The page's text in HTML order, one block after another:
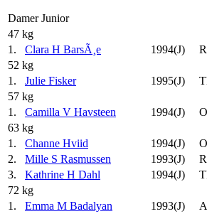
Damer Junior
47 kg
1.
Clara H BarsÃ¸e 1994(J)
52 kg
1.
Julie Fisker 1995(J)
57 kg
1.
Camilla V Havsteen 1994(J)
63 kg
1.
Channe Hviid 1994(J)
2.
Mille S Rasmussen 1993(J)
3.
Kathrine H Dahl 1994(J)
72 kg
1.
Emma M Badalyan 1993(J)